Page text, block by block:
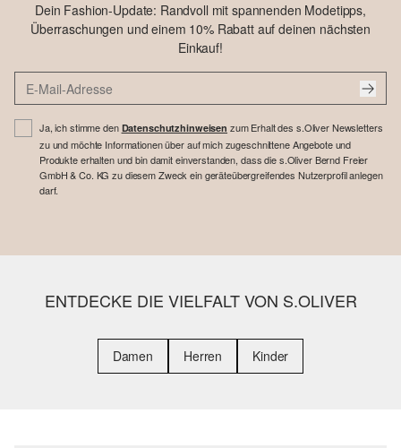
Dein Fashion-Update: Randvoll mit spannenden Modetipps,
Überraschungen und einem 10% Rabatt auf deinen nächsten
Einkauf!
Ja, ich stimme den Datenschutzhinweisen zum Erhalt des s.Oliver Newsletters
zu und möchte Informationen über auf mich zugeschnittene Angebote und
Produkte erhalten und bin damit einverstanden, dass die s.Oliver Bernd Freier
GmbH & Co. KG zu diesem Zweck ein geräteübergreifendes Nutzerprofil anlegen
darf.
ENTDECKE DIE VIELFALT VON S.OLIVER
Damen Herren Kinder